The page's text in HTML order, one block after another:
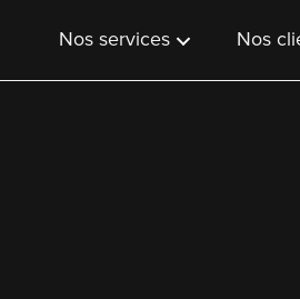
Nos services Nos